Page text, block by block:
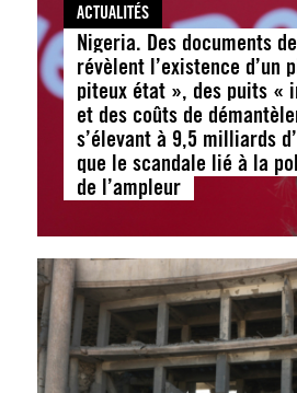
ACTUALITÉS
Nigeria. Des documents
révèlent l’existence d’un
piteux état », des puits «
et des coûts de
s’élevant à 9,5 milliards
que le scandale lié à la
de l’ampleur